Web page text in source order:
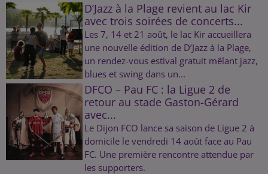
D’Jazz à la Plage revient au lac Kir
avec trois soirées de concerts...
Les 7, 14 et 21 août, le lac Kir accueillera
une nouvelle édition de D’Jazz à la Plage,
un rendez-vous estival gratuit mêlant jazz,
blues et swing dans un...
DFCO – Pau FC : la Ligue 2 de
retour au stade Gaston-Gérard
avec...
Le Dijon FCO lance sa saison de Ligue 2 à
domicile le vendredi 14 août face au Pau
FC. Une première rencontre attendue par
les supporters.